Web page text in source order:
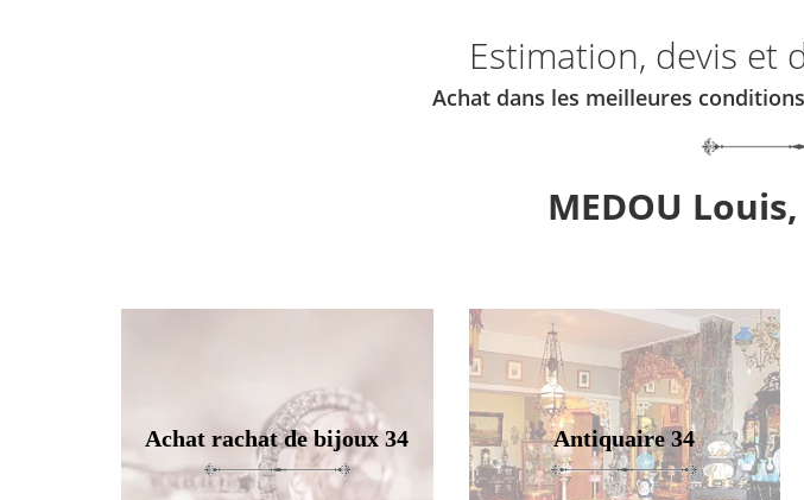
Estimation, devis et
Achat dans les meilleures
MEDOU
Achat rachat de bijoux 34 Antiquaire 34